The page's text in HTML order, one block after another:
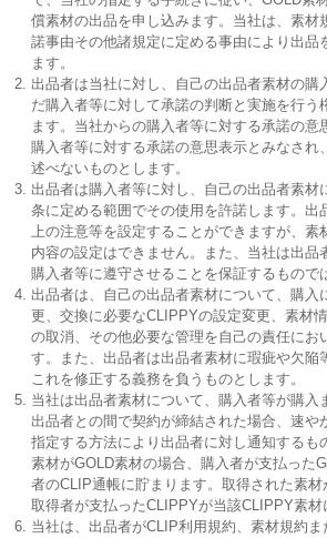
償素材の出品を申し込みます。当社は、素材
諾事由その他諸規定に定める事由により出品
ます。
出品者は当社に対し、自己の出品者素材の購
だ購入者等に対して承諾の判断と実施を行う
ます。当社からの購入者等に対する承諾の意
購入者等に対する承諾の意思表示とみなされ
述べないものとします。
出品者は購入者等に対し、自己の出品者素材
条に定める範囲でその使用を許諾します。出
上の注意等を設定することができますが、素
内容の設定はできません。また、当社は出品
購入者等に遵守させることを保証するもので
出品者は、自己の出品者素材について、購入
更、交換に必要なCLIPPYの設定変更、素材
の取消、その他必要な管理を自己の責任にお
す。また、出品者は出品者素材に瑕疵や欠陥
これを修正する義務を負うものとします。
当社は出品者素材について、購入者等が購入
出品者との間で契約が締結された場合、速や
指定する方法により出品者に対し通知するも
素材がGOLD素材の場合、購入者が支払った
者のCLIP通帳に貯まります。取得された素材
取得者が支払ったCLIPPYが当該CLIPPY素材
当社は、出品者がCLIP利用規約、素材規約